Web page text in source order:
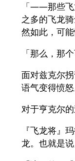
「――那些飞
之多的飞龙
然如此，可能
「那么，那
面对兹克尔
语气变得愤怒
对于亨克尔
『飞龙将』
龙。也就是说